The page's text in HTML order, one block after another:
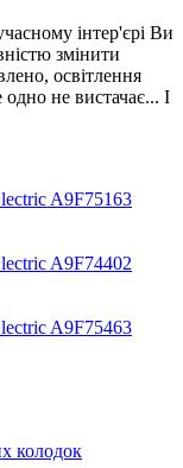
інтер'єрі Ви
змінити
освітлення
не вистачає... І
A9F75163
A9F74402
A9F75463
колодок